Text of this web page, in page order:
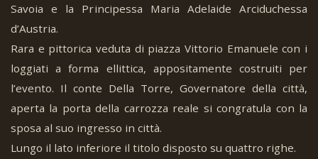
Savoia e la Principessa Maria Adelaide Arciduchessa
d’Austria.
Rara e pittorica veduta di piazza Vittorio Emanuele con i
loggiati a forma ellittica, appositamente costruiti per
l’evento. Il conte Della Torre, Governatore della città,
aperta la porta della carrozza reale si congratula con la
sposa al suo ingresso in città.
Lungo il lato inferiore il titolo disposto su quattro righe.